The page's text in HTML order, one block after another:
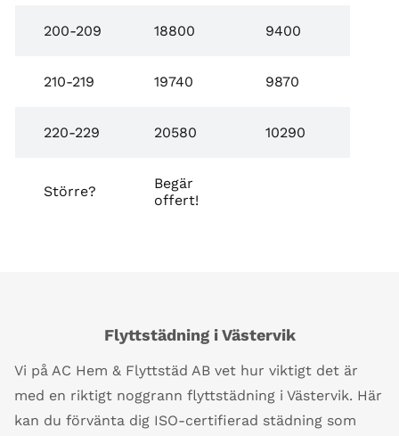
200-209 18800 9400
210-219 19740 9870
220-229 20580 10290
Större?
Begär
offert!
Flyttstädning i Västervik
Vi på AC Hem & Flyttstäd AB vet hur viktigt det är
med en riktigt noggrann flyttstädning i Västervik. Här
kan du förvänta dig ISO-certifierad städning som